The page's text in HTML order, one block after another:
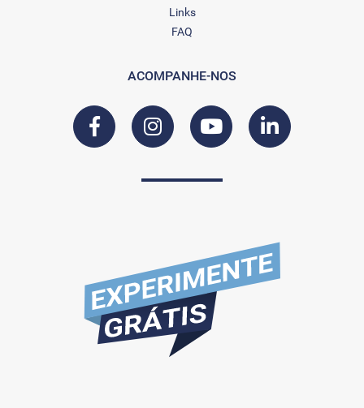
Links
FAQ
ACOMPANHE-NOS